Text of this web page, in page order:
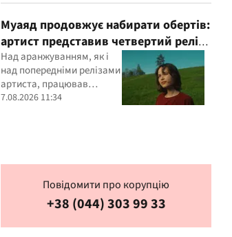
Муаяд продовжує набирати обертів:
артист представив четвертий реліз
за рік - кінематографічну баладу "Ти
одна"
Над аранжуванням, як і
над попередніми релізами
артиста, працював
Данієль Вейнер
7.08.2026 11:34
Повідомити про корупцію
+38 (044) 303 99 33